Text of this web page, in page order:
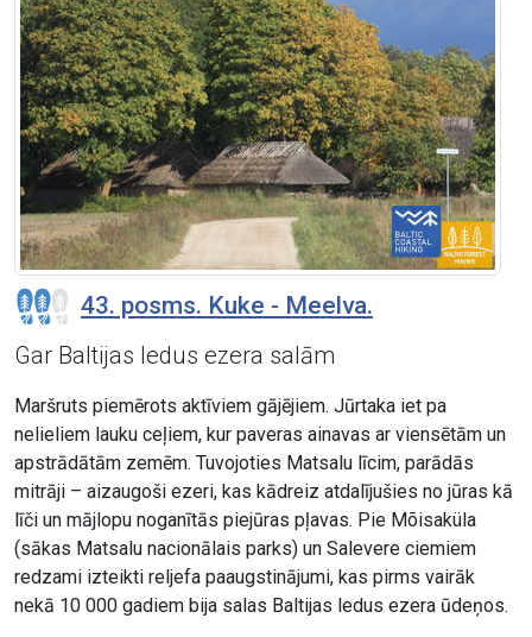
43. posms. Kuke - Meelva.
Gar Baltijas ledus ezera salām
Maršruts piemērots aktīviem gājējiem. Jūrtaka iet pa
nelieliem lauku ceļiem, kur paveras ainavas ar viensētām un
apstrādātām zemēm. Tuvojoties Matsalu līcim, parādās
mitrāji – aizaugoši ezeri, kas kādreiz atdalījušies no jūras kā
līči un mājlopu noganītās piejūras pļavas. Pie Mõisaküla
(sākas Matsalu nacionālais parks) un Salevere ciemiem
redzami izteikti reljefa paaugstinājumi, kas pirms vairāk
nekā 10 000 gadiem bija salas Baltijas ledus ezera ūdeņos.